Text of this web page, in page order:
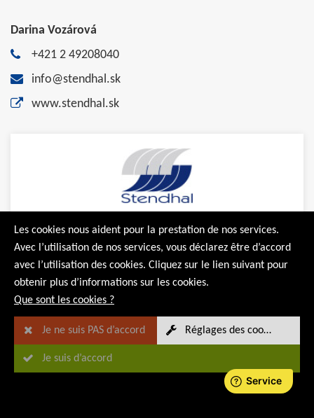
Darina Vozárová
+421 2 49208040
info@stendhal.sk
www.stendhal.sk
SWISS SAFE TRADE LLC
Les cookies nous aident pour la prestation de nos services.
Avec l’utilisation de nos services, vous déclarez être d’accord
avec l’utilisation des cookies. Cliquez sur le lien suivant pour
obtenir plus d’informations sur les cookies.
Que sont les cookies ?
Je ne suis PAS d’accord Réglages des cookies
Je suis d’accord